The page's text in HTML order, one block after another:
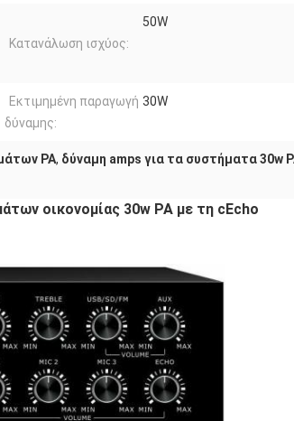
Κατανάλωση ισχύος:
50W
Εκτιμημένη παραγωγή
δύναμης:
30W
PA, δύναμη amps για τα συστήματα 30w
οικονομίας 30w PA με τη cEcho